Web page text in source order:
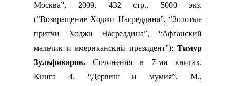
Москва”, 2009, 432 стр., 5000 экз.
(“Возвращение Ходжи Насреддина”, “Золотые
притчи Ходжи Насреддина”, “Афганский
мальчик и американский президент”); Тимур
Зульфикаров. Сочинения в 7-ми книгах.
Книга 4. “Дервиш и мумия”. М.,